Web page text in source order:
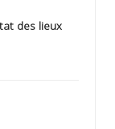
des lieux